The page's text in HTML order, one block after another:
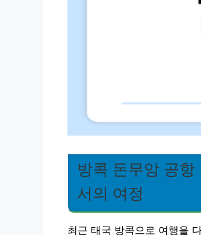
방콕 돈무앙 공항
서의 여정
최근 태국 방콕으로 여행을